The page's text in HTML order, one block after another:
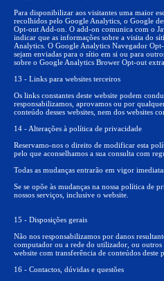
Para disponibilizar aos visitantes uma maior
recolhidos pelo Google Analytics, o Google
Opt-out Add-on. O add-on comunica com o
indicar que as informações sobre a visita do
Analytics. O Google Analytics Navegador
sejam enviadas para o sítio em si ou para
sobre o Google Analytics Brower Opt-out extra.
13 - Links para websites terceiros
Os links constantes deste website podem
responsabilizamos, aprovamos ou por
conteúdo desses websites, nem dos websites
14 - Alterações à política de privacidade
Reservamo-nos o direito de modificar esta
pelo que aconselhamos a sua consulta com
Todas as mudanças entrarão em vigor
Se se opõe às mudanças na nossa política de
nossos serviços, inclusive o website.
15 - Disposições gerais
Não nos responsabilizamos por danos
computador ou a rede do utilizador, ou outros
website com transferência de conteúdos
16 - Contactos, dúvidas e questões